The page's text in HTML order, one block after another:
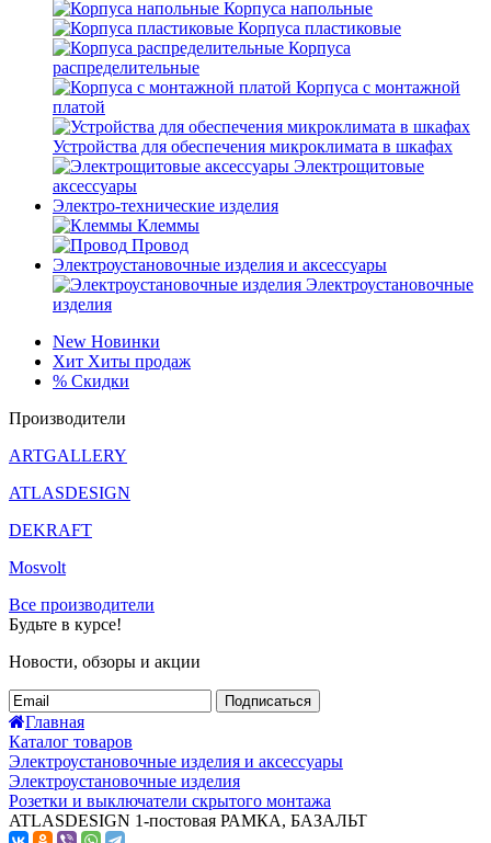
Корпуса напольные
Корпуса пластиковые
Корпуса
распределительные
Корпуса с монтажной
платой
Устройства для обеспечения микроклимата в шкафах
Электрощитовые
аксессуары
Электро-технические изделия
Клеммы
Провод
Электроустановочные изделия и аксессуары
Электроустановочные
изделия
New Новинки
Хит Хиты продаж
% Скидки
Производители
ARTGALLERY
ATLASDESIGN
DEKRAFT
Mosvolt
Все производители
Будьте в курсе!
Новости, обзоры и акции
Подписаться
Главная
Каталог товаров
Электроустановочные изделия и аксессуары
Электроустановочные изделия
Розетки и выключатели скрытого монтажа
ATLASDESIGN 1-постовая РАМКА, БАЗАЛЬТ